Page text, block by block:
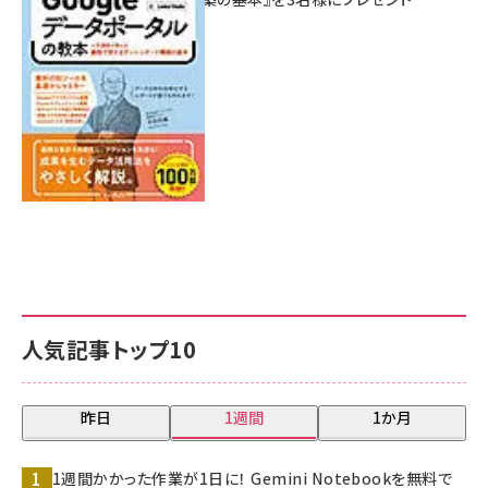
人気記事トップ10
昨日 1週間 1か月
1週間かかった作業が1日に！ Gemini Notebookを無料で
7月31日 10:00